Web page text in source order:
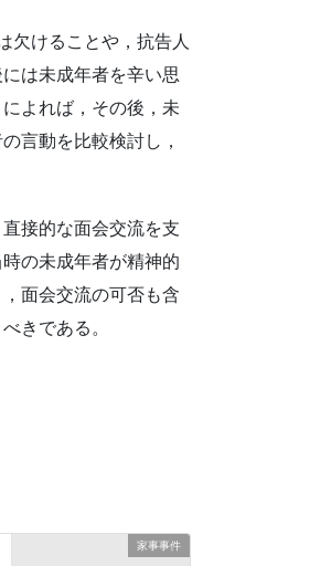
欠けることや，抗告人
は未成年者を辛い思
よれば，その後，未
言動を比較検討し，
接的な面会交流を支
の未成年者が精神的
面会交流の可否も含
きである。
家事事件